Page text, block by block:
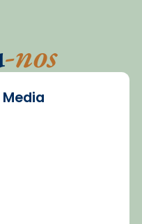
-nos